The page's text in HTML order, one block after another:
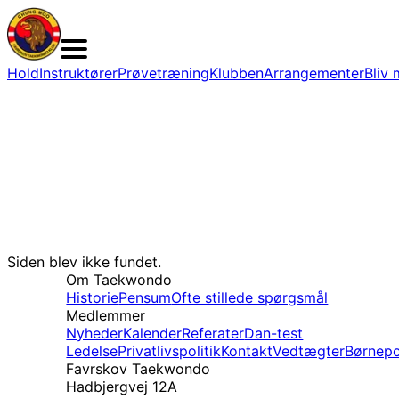
HoldInstruktørerPrøvetræningKlubbenArrangementerBliv
Siden blev ikke fundet.
Om Taekwondo
HistoriePensumOfte stillede spørgsmål
Medlemmer
NyhederKalenderReferaterDan-test
LedelsePrivatlivspolitikKontaktVedtægter
Favrskov Taekwondo
Hadbjergvej 12A